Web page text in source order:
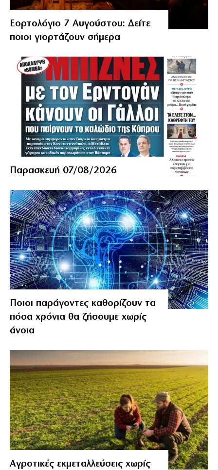
Εορτολόγιο 7 Αυγούστου: Δείτε
ποιοι γιορτάζουν σήμερα
Παρασκευή 07/08/2026
Ποιοι παράγοντες καθορίζουν τα
πόσα χρόνια θα ζήσουμε χωρίς
άνοια
Αγροτικές εκμεταλλεύσεις χωρίς